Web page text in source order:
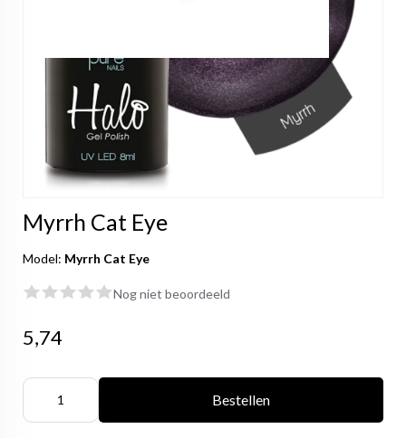
Myrrh Cat Eye
Model: Myrrh Cat Eye
Nog niet beoordeeld
5,74
Bestellen